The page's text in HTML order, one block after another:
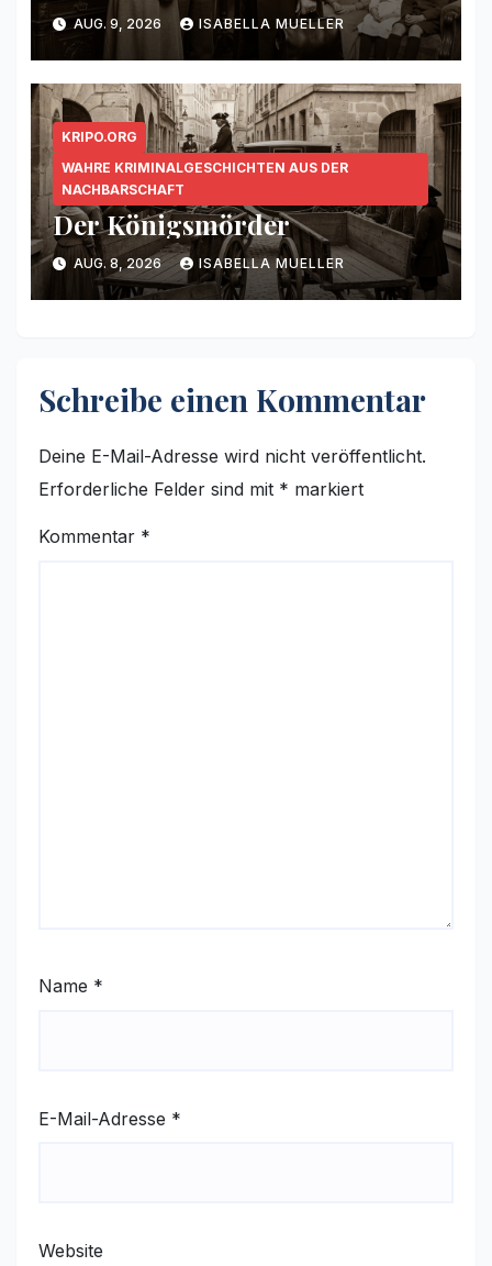
AUG. 9, 2026 ISABELLA MUELLER
KRIPO.ORG
WAHRE KRIMINALGESCHICHTEN AUS DER
NACHBARSCHAFT
Der Königsmörder
AUG. 8, 2026 ISABELLA MUELLER
Schreibe einen Kommentar
Deine E-Mail-Adresse wird nicht veröffentlicht.
Erforderliche Felder sind mit * markiert
Kommentar *
Name *
E-Mail-Adresse *
Website